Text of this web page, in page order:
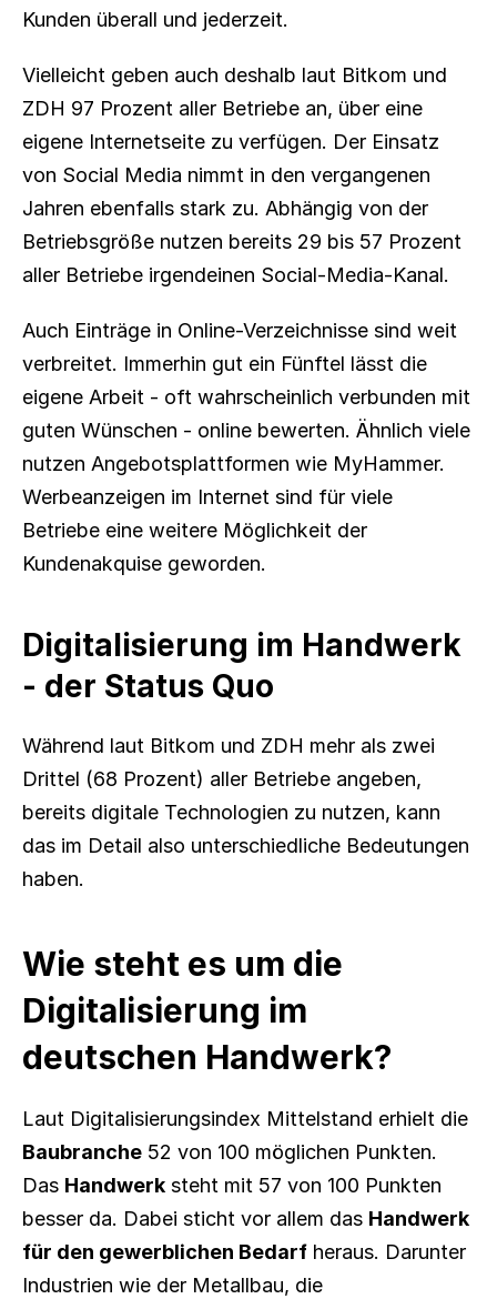
Kunden überall und jederzeit.
Vielleicht geben auch deshalb laut Bitkom und
ZDH 97 Prozent aller Betriebe an, über eine
eigene Internetseite zu verfügen. Der Einsatz
von Social Media nimmt in den vergangenen
Jahren ebenfalls stark zu. Abhängig von der
Betriebsgröße nutzen bereits 29 bis 57 Prozent
aller Betriebe irgendeinen Social-Media-Kanal.
Auch Einträge in Online-Verzeichnisse sind weit
verbreitet. Immerhin gut ein Fünftel lässt die
eigene Arbeit - oft wahrscheinlich verbunden mit
guten Wünschen - online bewerten. Ähnlich viele
nutzen Angebotsplattformen wie MyHammer.
Werbeanzeigen im Internet sind für viele
Betriebe eine weitere Möglichkeit der
Kundenakquise geworden.
Digitalisierung im Handwerk
- der Status Quo
Während laut Bitkom und ZDH mehr als zwei
Drittel (68 Prozent) aller Betriebe angeben,
bereits digitale Technologien zu nutzen, kann
das im Detail also unterschiedliche Bedeutungen
haben.
Wie steht es um die
Digitalisierung im
deutschen Handwerk?
Baubranche 52 von 100 möglichen Punkten.
Das Handwerk steht mit 57 von 100 Punkten
besser da. Dabei sticht vor allem das Handwerk
für den gewerblichen Bedarf heraus. Darunter
Industrien wie der Metallbau, die